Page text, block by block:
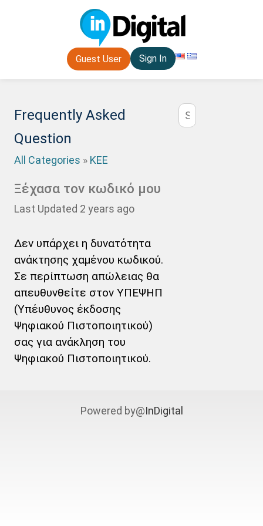
Guest User Sign In
Frequently Asked
Question
All Categories » ΚΕΕ
Ξέχασα τον κωδικό μου
Last Updated 2 years ago
Δεν υπάρχει η δυνατότητα
ανάκτησης χαμένου κωδικού.
Σε περίπτωση απώλειας θα
απευθυνθείτε στον ΥΠΕΨΗΠ
(Υπέυθυνος έκδοσης
Ψηφιακού Πιστοποιητικού)
σας για ανάκληση του
Ψηφιακού Πιστοποιητικού.
Powered by@InDigital